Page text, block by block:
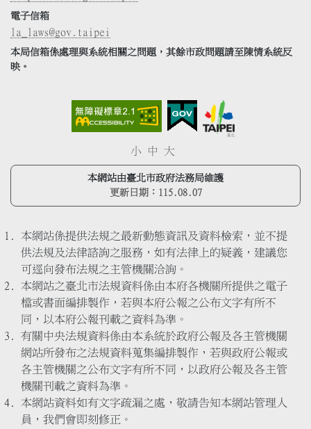
電子信箱
la_laws@gov.taipei
本局信箱係處理與系統相關之問題，其餘市政問題請至陳情系統反
映。
小 中 大
本網站由臺北市政府法務局維護
更新日期： 115.08.07
本網站係提供法規之最新動態資訊及資料檢索，並不提
供法規及法律諮詢之服務，如有法律上的疑義，建議您
可逕向發布法規之主管機關洽詢。
本網站之臺北市法規資料係由本府各機關所提供之電子
檔或書面編排製作，若與本府公報之公布文字有所不
同，以本府公報刊載之資料為準。
有關中央法規資料係由本系統於政府公報及各主管機關
網站所發布之法規資料蒐集編排製作，若與政府公報或
各主管機關之公布文字有所不同，以政府公報及各主管
機關刊載之資料為準。
本網站資料如有文字疏漏之處，敬請告知本網站管理人
員，我們會即刻修正。